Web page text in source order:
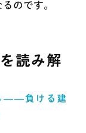
のです。
読み解
――負ける建